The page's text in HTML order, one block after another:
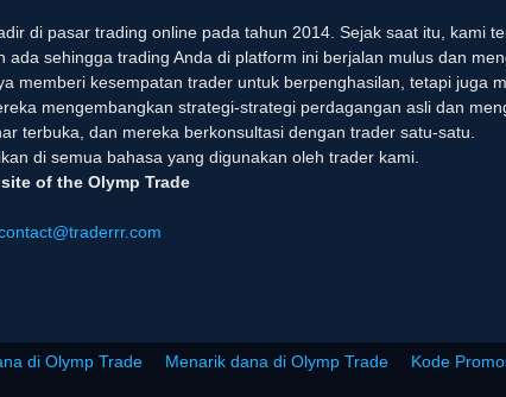
di pasar trading online pada tahun 2014. Sejak saat itu, kami
ada sehingga trading Anda di platform ini berjalan mulus dan
memberi kesempatan trader untuk berpenghasilan, tetapi juga
mengembangkan strategi-strategi perdagangan asli dan
terbuka, dan mereka berkonsultasi dengan trader satu-satu.
di semua bahasa yang digunakan oleh trader kami.
of the Olymp Trade
di Olymp Trade Menarik dana di Olymp Trade Kode